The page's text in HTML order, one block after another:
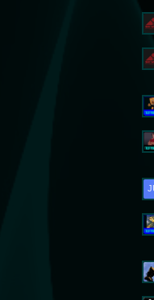
t
r
ä
g
e
B
e
i
t
r
ä
g
L
e
t
z
e
B
e
i
t
ä
g
L
e
t
z
e
B
e
i
t
r
ä
L
e
t
z
e
B
L
e